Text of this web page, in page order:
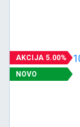
AKCIJA 5.00%
NOVO